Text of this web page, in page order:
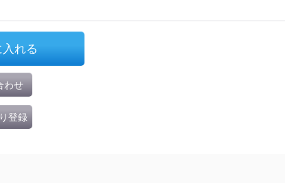
れる
わせ
登録